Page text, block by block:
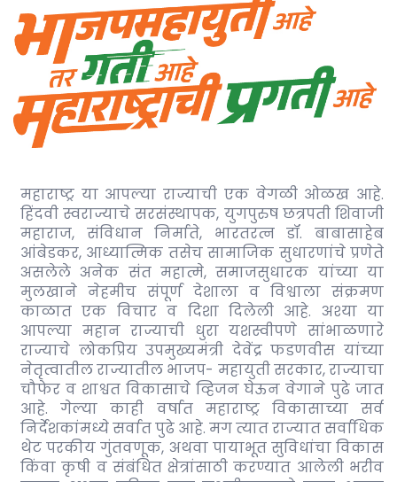
महाराष्ट्र या आपल्या राज्याची एक वेगळी ओळख आहे.
हिंदवी स्वराज्याचे सरसंस्थापक, युगपुरुष छत्रपती शिवाजी
महाराज, संविधान निर्माते, भारतरत्न डॉ. बाबासाहेब
आंबेडकर, आध्यात्मिक तसेच सामाजिक सुधारणांचे प्रणेते
असलेले अनेक संत महात्मे, समाजसुधारक यांच्या या
मुलखाने नेहमीच संपूर्ण देशाला व विश्वाला संक्रमण
काळात एक विचार व दिशा दिलेली आहे. अश्या या
आपल्या महान राज्याची धुरा यशस्वीपणे सांभाळणारे
राज्याचे लोकप्रिय उपमुख्यमंत्री देवेंद्र फडणवीस यांच्या
नेतृत्वातील राज्यातील भाजप- महायुती सरकार, राज्याचा
चौफेर व शाश्वत विकासाचे व्हिजन घेऊन वेगाने पुढे जात
आहे. गेल्या काही वर्षात महाराष्ट्र विकासाच्या सर्व
निर्देशकांमध्ये सर्वात पुढे आहे. मग त्यात राज्यात सर्वाधिक
थेट परकीय गुंतवणूक, अथवा पायाभूत सुविधांचा विकास
किंवा कृषी व संबंधित क्षेत्रांसाठी करण्यात आलेली भरीव